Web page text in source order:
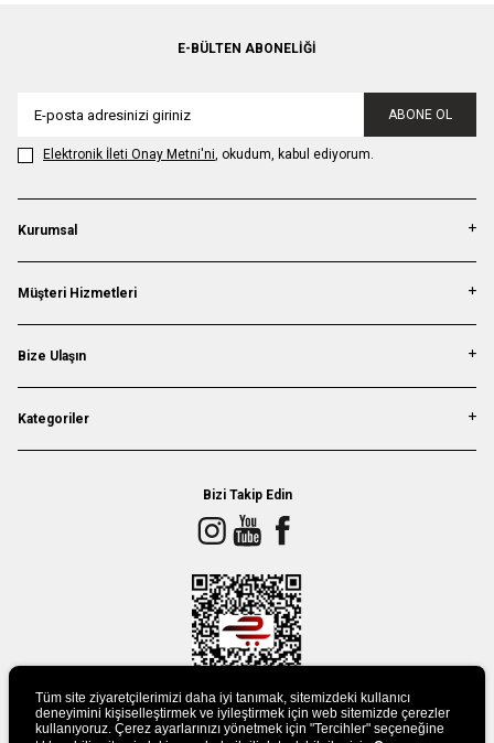
E-BÜLTEN ABONELIĞI
ABONE OL
Elektronik İleti Onay Metni'ni, okudum, kabul ediyorum.
Kurumsal
Müşteri Hizmetleri
Bize Ulaşın
Kategoriler
Bizi Takip Edin
Tüm site ziyaretçilerimizi daha iyi tanımak, sitemizdeki kullanıcı
deneyimini kişiselleştirmek ve iyileştirmek için web sitemizde çerezler
kullanıyoruz. Çerez ayarlarınızı yönetmek için "Tercihler" seçeneğine